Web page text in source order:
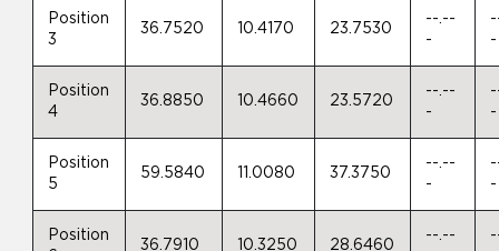
Position
3
36.7520 10.4170 23.7530
--.--
-
-
Position
4
36.8850 10.4660 23.5720
--.--
-
-
Position
5
59.5840 11.0080 37.3750
--.--
-
-
Position
36.7910 10.3250 28.6460
--.--